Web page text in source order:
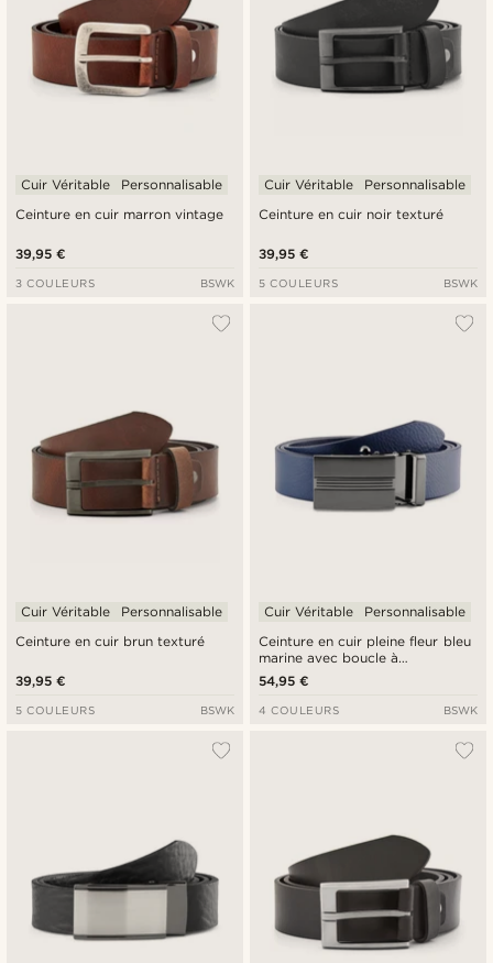
Ceinture en cuir marron vintage
Cuir Véritable Personnalisable
39,95 €
3 COULEURS BSWK
Ceinture en cuir noir texturé
Cuir Véritable Personnalisable
39,95 €
5 COULEURS BSWK
Ceinture en cuir brun texturé
Cuir Véritable Personnalisable
39,95 €
5 COULEURS BSWK
Ceinture en cuir pleine fleur bleu
marine avec boucle à
verrouillage automatique
Cuir Véritable Personnalisable
54,95 €
4 COULEURS BSWK